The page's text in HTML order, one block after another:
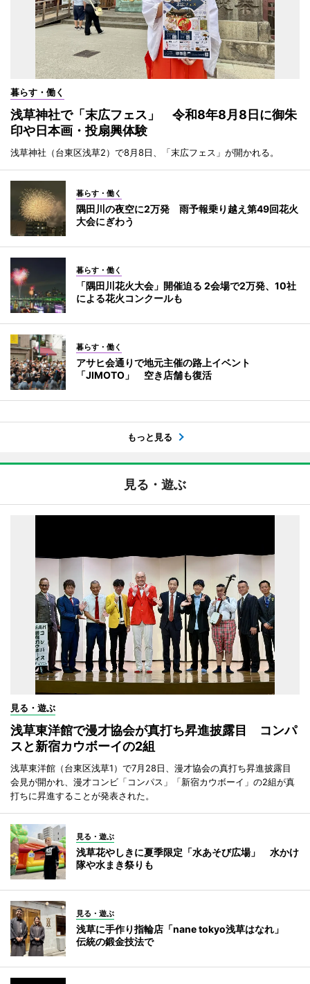
暮らす・働く
浅草神社で「末広フェス」 令和8年8月8日に御朱
印や日本画・投扇興体験
浅草神社（台東区浅草2）で8月8日、「末広フェス」が開かれる。
暮らす・働く
隅田川の夜空に2万発 雨予報乗り越え第49回花火
大会にぎわう
暮らす・働く
「隅田川花火大会」開催迫る 2会場で2万発、10社
による花火コンクールも
暮らす・働く
アサヒ会通りで地元主催の路上イベント
「JIMOTO」 空き店舗も復活
もっと見る
見る・遊ぶ
見る・遊ぶ
浅草東洋館で漫才協会が真打ち昇進披露目 コンパ
スと新宿カウボーイの2組
浅草東洋館（台東区浅草1）で7月28日、漫才協会の真打ち昇進披露目
会見が開かれ、漫才コンビ「コンパス」「新宿カウボーイ」の2組が真
打ちに昇進することが発表された。
見る・遊ぶ
浅草花やしきに夏季限定「水あそび広場」 水かけ
隊や水まき祭りも
見る・遊ぶ
浅草に手作り指輪店「nane tokyo浅草はなれ」
伝統の鍛金技法で